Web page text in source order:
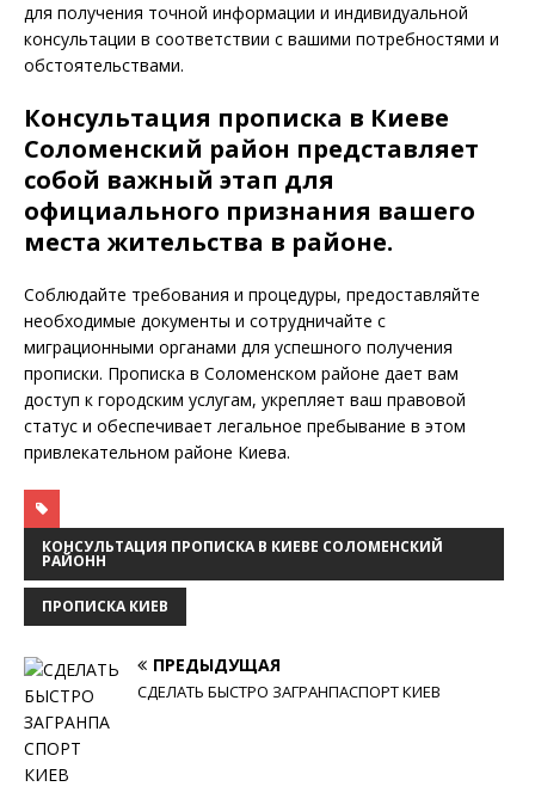
для получения точной информации и индивидуальной
консультации в соответствии с вашими потребностями и
обстоятельствами.
Консультация прописка в Киеве
Соломенский район представляет
собой важный этап для
официального признания вашего
места жительства в районе.
Соблюдайте требования и процедуры, предоставляйте
необходимые документы и сотрудничайте с
миграционными органами для успешного получения
прописки. Прописка в Соломенском районе дает вам
доступ к городским услугам, укрепляет ваш правовой
статус и обеспечивает легальное пребывание в этом
привлекательном районе Киева.
КОНСУЛЬТАЦИЯ ПРОПИСКА В КИЕВЕ СОЛОМЕНСКИЙ
РАЙОНН
ПРОПИСКА КИЕВ
ПРЕДЫДУЩАЯ
СДЕЛАТЬ БЫСТРО ЗАГРАНПАСПОРТ КИЕВ